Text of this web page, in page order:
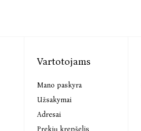
Vartotojams
Mano paskyra
Užsakymai
Adresai
Prekių krepšelis